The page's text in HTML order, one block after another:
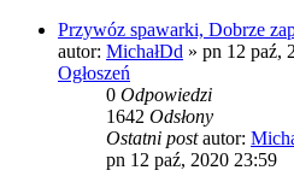
Przywóz spawarki, Dobrze
autor: MichałDd » pn 12 paź,
Ogłoszeń
0 Odpowiedzi
1642 Odsłony
Ostatni postautor:
pn 12 paź, 2020 23:59